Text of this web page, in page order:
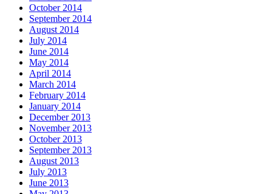
October 2014
September 2014
August 2014
July 2014
June 2014
May 2014
April 2014
March 2014
February 2014
January 2014
December 2013
November 2013
October 2013
September 2013
August 2013
July 2013
June 2013